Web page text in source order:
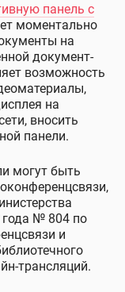
панель с
моментально
на
документ-
возможность
на
вносить
панели.
могут быть
года № 804 по
и
трансляций.